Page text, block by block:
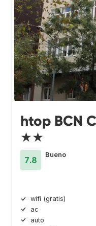
htop BCN
★★
7.8
Bueno
wifi (gratis)
ac
auto